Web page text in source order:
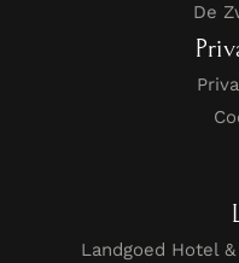
De
Landgoed Hotel